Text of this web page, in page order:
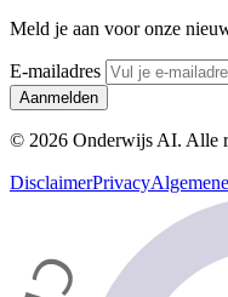
Meld je aan voor onze
E-mailadres
Aanmelden
© 2026 Onderwijs AI. Alle
DisclaimerPrivacy